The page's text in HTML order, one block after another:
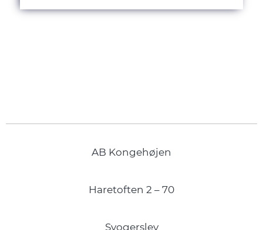
AB Kongehøjen
Haretoften 2 – 70
Svogerslev